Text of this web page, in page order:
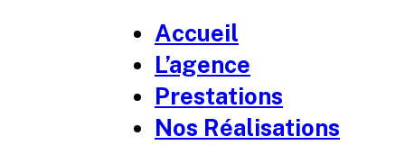
Accueil
L’agence
Prestations
Nos Réalisations